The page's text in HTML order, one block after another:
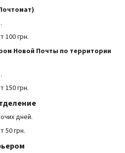
100 грн.
Новой Почты по территории
150 грн.
дней.
50 грн.